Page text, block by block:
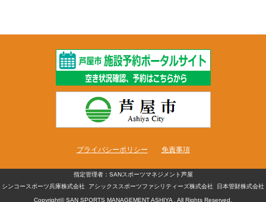
プライバシーポリシー 免責事項
指定管理者：SANスポーツマネジメント芦屋
シンコースポーツ兵庫株式会社
アシックススポーツファシリティーズ株式会社 日本管財株式会社
Copyright© SAN SPORTS MANAGEMENT ASHIYA , All Rights Reserved.